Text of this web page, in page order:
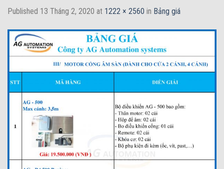
Published 13 Tháng 2, 2020 at 1222 × 2560 in Bảng giá